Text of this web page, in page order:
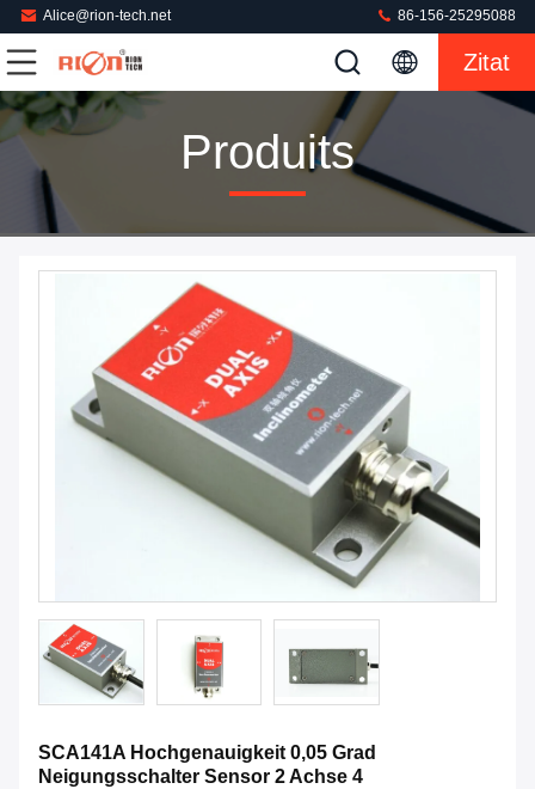
Alice@rion-tech.net 86-156-25295088
Zitat
Produits
SCA141A Hochgenauigkeit 0,05 Grad
Neigungsschalter Sensor 2 Achse 4